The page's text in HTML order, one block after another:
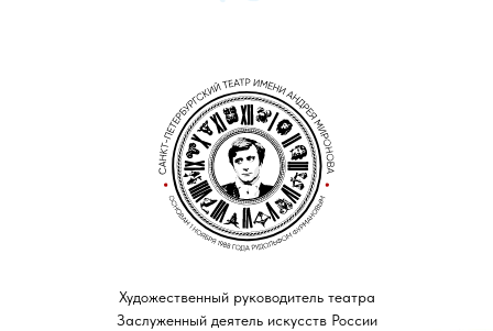
Художественный руководитель театра
Заслуженный деятель искусств России